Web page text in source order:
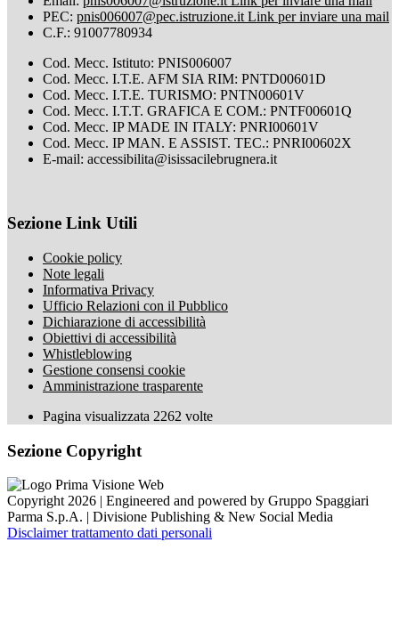
PEC: pnis006007@pec.istruzione.it Link per inviare una mail
C.F.: 91007780934
Cod. Mecc. Istituto: PNIS006007
Cod. Mecc. I.T.E. AFM SIA RIM: PNTD00601D
Cod. Mecc. I.T.E. TURISMO: PNTN00601V
Cod. Mecc. I.T.T. GRAFICA E COM.: PNTF00601Q
Cod. Mecc. IP MADE IN ITALY: PNRI00601V
Cod. Mecc. IP MAN. E ASSIST. TEC.: PNRI00602X
E-mail: accessibilita@isissacilebrugnera.it
Sezione Link Utili
Cookie policy
Note legali
Informativa Privacy
Ufficio Relazioni con il Pubblico
Dichiarazione di accessibilità
Obiettivi di accessibilità
Whistleblowing
Gestione consensi cookie
Amministrazione trasparente
Pagina visualizzata 2262 volte
Sezione Copyright
Copyright 2026 | Engineered and powered by Gruppo Spaggiari
Parma S.p.A. | Divisione Publishing & New Social Media
Disclaimer trattamento dati personali